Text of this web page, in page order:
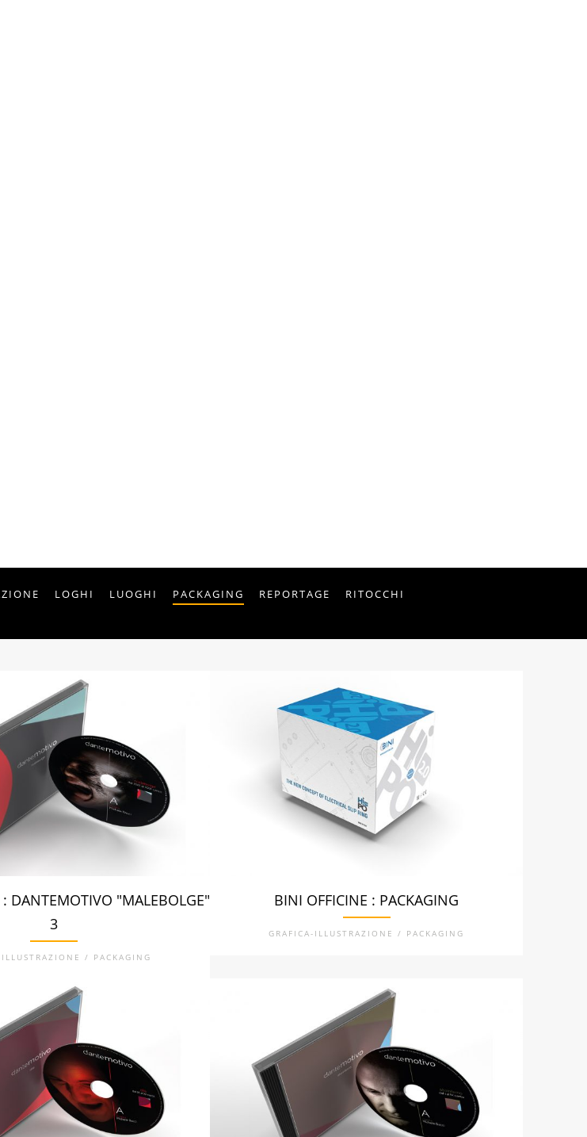
LOGHI LUOGHI PACKAGING REPORTAGE
RITOCCHI
: DANTEMOTIVO "MALEBOLGE"
3
ILLUSTRAZIONE / PACKAGING
BINI OFFICINE : PACKAGING
GRAFICA-ILLUSTRAZIONE / PACKAGING